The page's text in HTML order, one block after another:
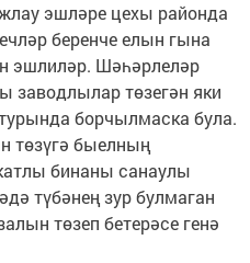
эшләре цехы районда
беренче елын гына
эшлиләр. Шәһәрлеләр
заводлылар төзегән яки
борчылмаска була.
төзүгә быелның
бинаны санаулы
түбәнең зур булмаган
төзеп бетерәсе генә